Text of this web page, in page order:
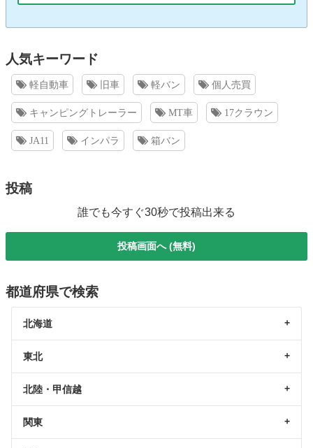
人気キーワード
軽自動車 旧車 軽バン 個人売買
キャンピングトレーラー MT車 17クラウン
JA11 インパラ 箱バン
投稿
誰でも今すぐ30秒で投稿出来る
投稿画面へ (無料)
都道府県で検索
北海道
東北
北陸・甲信越
関東